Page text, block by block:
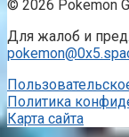
© 2026 Pokemon
Для жалоб и
Политика
Карта сайта